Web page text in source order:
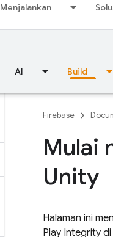
Menjalankan
AI Build
Firebase
Mulai
Unity
Halaman ini
Play Integrity